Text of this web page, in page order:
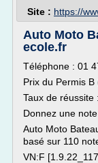
Site : https://
Auto Moto
ecole.fr
Téléphone : 01
Prix du Permis
Taux de réussite
Donnez une
Auto Moto
basé sur 110
VN:F